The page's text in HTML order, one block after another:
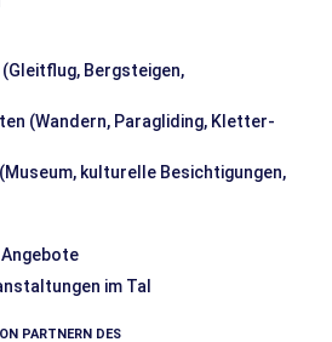
Bergsteigen,
(Wandern, Paragliding, Kletter-
kulturelle Besichtigungen,
im Tal
PARTNERN DES